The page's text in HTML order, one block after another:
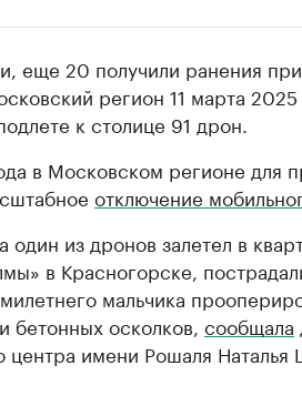
еще 20 получили ранения
регион 11 марта
к столице 91 дрон.
в Московском регионе для
отключение
один из дронов залетел в
в Красногорске,
мальчика
бетонных осколков, сообщала
центра имени Рошаля Наталья